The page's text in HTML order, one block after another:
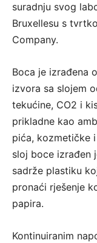
suradnju svog
Bruxellesu s
Company.
Boca je izrađena
izvora sa slojem
tekućine, CO2 i
prikladne kao
pića, kozmetičke
sloj boce izrađen
sadrže plastiku
pronaći rješenje
papira.
Kontinuiranim